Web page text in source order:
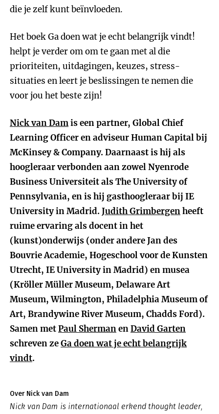
die je zelf kunt beïnvloeden.
Het boek Ga doen wat je echt belangrijk vindt!
helpt je verder om om te gaan met al die
prioriteiten, uitdagingen, keuzes, stress-
situaties en leert je beslissingen te nemen die
voor jou het beste zijn!
Nick van Damis een partner, Global Chief
Learning Officer en adviseur Human Capital bij
McKinsey & Company. Daarnaast is hij als
hoogleraar verbonden aan zowel Nyenrode
Business Universiteit als The University of
Pennsylvania, en is hij gasthoogleraar bij IE
University in Madrid. Judith Grimbergenheeft
ruime ervaring als docent in het
(kunst)onderwijs (onder andere Jan des
Bouvrie Academie, Hogeschool voor de Kunsten
Utrecht, IE University in Madrid) en musea
(Kröller Müller Museum, Delaware Art
Museum, Wilmington, Philadelphia Museum of
Art, Brandywine River Museum, Chadds Ford).
Samen metPaul ShermanenDavid Garten
schreven zeGa doen wat je echt belangrijk
vindt.
Over Nick van Dam
Nick van Dam is internationaal erkend thought leader,